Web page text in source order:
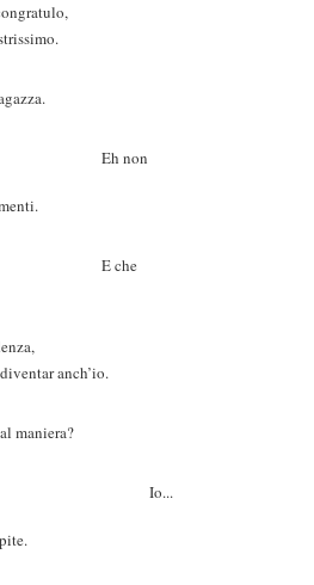
non
anch’io.
maniera?